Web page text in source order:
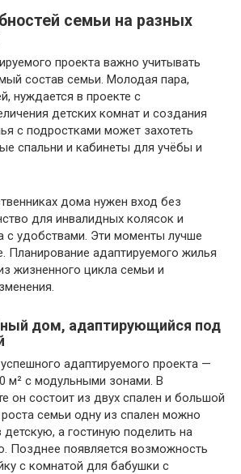
семьи на разных
проекта важно учитывать
состав семьи. Молодая пара,
нуждается в проекте с
детских комнат и создания
с подростками может захотеть
спальни и кабинеты для учёбы и
дома нужен вход без
для инвалидных колясок и
с удобствами. Эти моменты лучше
Планирование адаптируемого жилья
жизненного цикла семьи и
дом, адаптирующийся под
адаптируемого проекта —
с модульными зонами. В
он состоит из двух спален и большой
семьи одну из спален можно
детскую, а гостиную поделить на
Позднее появляется возможность
с комнатой для бабушки с